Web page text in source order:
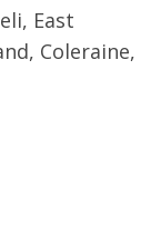
East
Coleraine,